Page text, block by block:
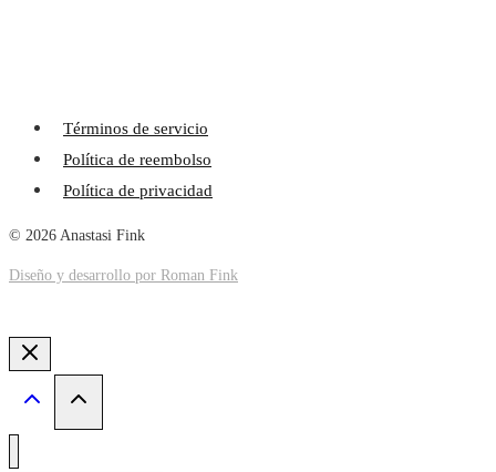
Términos de servicio
Política de reembolso
Política de privacidad
© 2026 Anastasi Fink
Diseño y desarrollo por Roman Fink